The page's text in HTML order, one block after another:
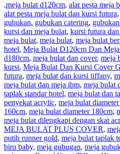
,meja bulat d120cm, alat pesta meja
alat pesta meja bulat dan kursi futura,
gubukan, gubukan catering,
kursi dan meja bulat, kursi futura
meja bulat, meja bulat, meja bulat
hotel, Meja Bulat D120cm Dan
d180cm, meja bulat dan cover, meja
kursi, Meja Bulat Dan Kursi Cover
futura, meja bulat dan kursi tiffany,
meja bulat dan meja ibm, meja bulat
taplak standar hotel, meja bulat dan
penyekat acrylic, meja bulat
160cm, meja bulat diameter 180cm,
meja bulat dilengkapi dengan skat
MEJA BULAT PLUS COVER,
putih runner gold, meja bulat taplak
biru baby, meja gubugan, meja